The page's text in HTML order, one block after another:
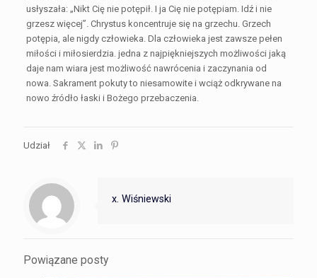
usłyszała: „Nikt Cię nie potępił. I ja Cię nie potępiam. Idź i nie
grzesz więcej”. Chrystus koncentruje się na grzechu. Grzech
potępia, ale nigdy człowieka. Dla człowieka jest zawsze pełen
miłości i miłosierdzia. jedna z najpiękniejszych możliwości jaką
daje nam wiara jest możliwość nawrócenia i zaczynania od
nowa. Sakrament pokuty to niesamowite i wciąż odkrywane na
nowo źródło łaski i Bożego przebaczenia.
Udział
x. Wiśniewski
Powiązane posty